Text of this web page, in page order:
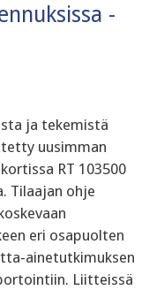
-
ja tekemistä
uusimman
RT 103500
Tilaajan ohje
eri osapuolten
ainetutkimuksen
Liitteissä